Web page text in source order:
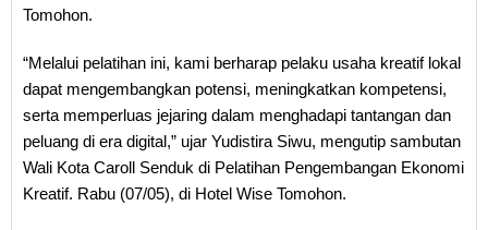
Tomohon.
“Melalui pelatihan ini, kami berharap pelaku usaha kreatif lokal
dapat mengembangkan potensi, meningkatkan kompetensi,
serta memperluas jejaring dalam menghadapi tantangan dan
peluang di era digital,” ujar Yudistira Siwu, mengutip sambutan
Wali Kota Caroll Senduk di Pelatihan Pengembangan Ekonomi
Kreatif. Rabu (07/05), di Hotel Wise Tomohon.